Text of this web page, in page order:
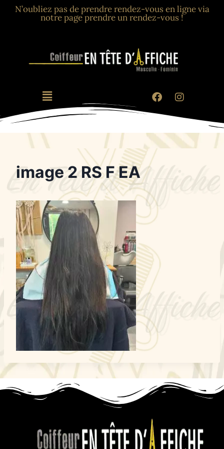
N’oubliez pas de prendre rendez-vous en ligne via
notre page prendre un rendez-vous !
image 2 RS F EA